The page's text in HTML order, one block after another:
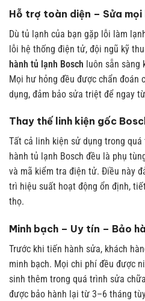
Hỗ trợ toàn diện – Sửa
Dù tủ lạnh của bạn gặp lỗi làm
lỗi hệ thống điện tử, đội ngũ kỹ
hành tủ lạnh Bosch luôn sẵn sàng
Mọi hư hỏng đều được chẩn đoán
dụng, đảm bảo sửa triệt để ngay
Thay thế linh kiện gốc
Tất cả linh kiện sử dụng trong
hành tủ lạnh Bosch đều là phụ
và mã kiểm tra điện tử. Điều này
trì hiệu suất hoạt động ổn định,
thọ.
Minh bạch – Uy tín – Bảo
Trước khi tiến hành sửa, khách
minh bạch. Mọi chi phí đều được
sinh thêm trong quá trình sửa
được bảo hành lại từ 3–6 tháng